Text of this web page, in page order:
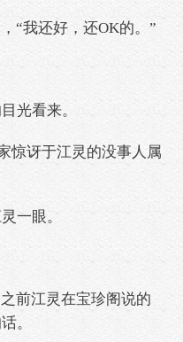
我还好，还OK的。”
光看来。
讶于江灵的没事人属
一眼。
前江灵在宝珍阁说的
。